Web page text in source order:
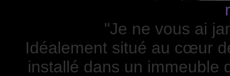
"Je ne vous ai
Idéalement situé au cœur
installé dans un immeuble